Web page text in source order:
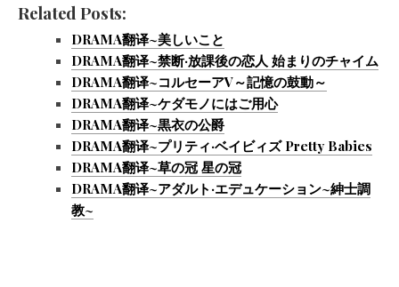
Related Posts:
DRAMA翻译~美しいこと
DRAMA翻译~禁断·放課後の恋人 始まりのチャイム
DRAMA翻译~コルセーアV～記憶の鼓動～
DRAMA翻译~ケダモノにはご用心
DRAMA翻译~黒衣の公爵
DRAMA翻译~プリティ·ベイビィズ Pretty Babies
DRAMA翻译~草の冠 星の冠
DRAMA翻译~アダルト·エデュケーション~紳士調
教~